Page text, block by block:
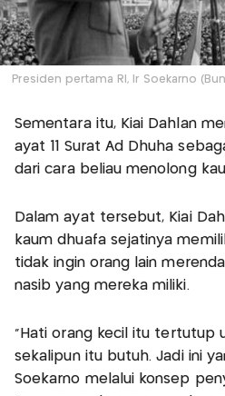
Presiden pertama RI, Ir Soekarno
Sementara itu, Kiai Dahlan
ayat 11 Surat Ad Dhuha
dari cara beliau menolong
Dalam ayat tersebut, Kiai
kaum dhuafa sejatinya
tidak ingin orang lain
nasib yang mereka miliki.
“Hati orang kecil itu tertutup
sekalipun itu butuh. Jadi ini
Soekarno melalui konsep